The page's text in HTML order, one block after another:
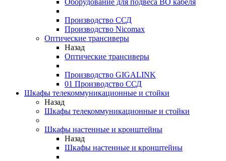
Оборудование для подвеса ВО кабеля
Производство ССД
Производство Nicomax
Оптические трансиверы
Назад
Оптические трансиверы
Производство GIGALINK
01 Производство ССД
Шкафы телекоммуникационные и стойки
Назад
Шкафы телекоммуникационные и стойки
Шкафы настенные и кронштейны
Назад
Шкафы настенные и кронштейны